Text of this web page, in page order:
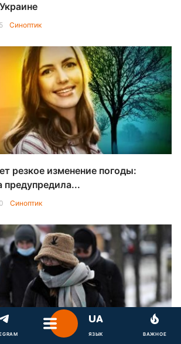
Синоптик
резкое изменение погоды:
предупредила...
Синоптик
ЯЗЫК ВАЖНОЕ